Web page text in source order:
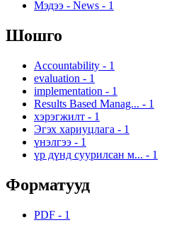
Мэдээ - News - 1
Шошго
Accountability - 1
evaluation - 1
implementation - 1
Results Based Manag... - 1
хэрэгжилт - 1
Эгэх хариуцлага - 1
үнэлгээ - 1
үр дүнд суурилсан м... - 1
Форматууд
PDF - 1